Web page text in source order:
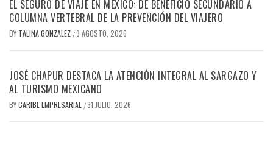
EL SEGURO DE VIAJE EN MÉXICO: DE BENEFICIO SECUNDARIO A
COLUMNA VERTEBRAL DE LA PREVENCIÓN DEL VIAJERO
BY TALINA GONZALEZ /3 AGOSTO, 2026
JOSÉ CHAPUR DESTACA LA ATENCIÓN INTEGRAL AL SARGAZO Y
AL TURISMO MEXICANO
BYCARIBE EMPRESARIAL /31 JULIO, 2026